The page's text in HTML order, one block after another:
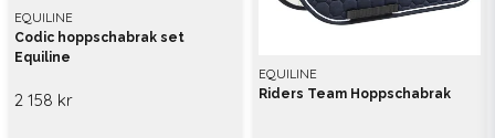
EQUILINE
Codic hoppschabrak set
Equiline
2 158 kr
EQUILINE
Riders Team Hoppschabrak